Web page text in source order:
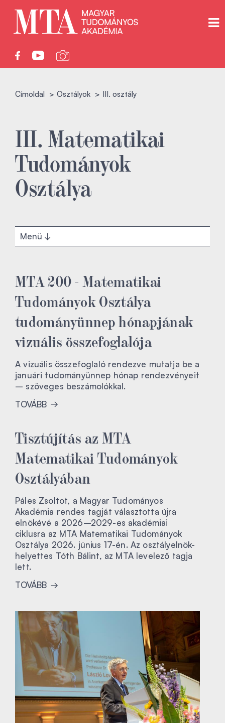
Címoldal Osztályok III. osztály
III. Matematikai
Tudományok
Osztálya
Menü
MTA 200 - Matematikai
Tudományok Osztálya
tudományünnep hónapjának
vizuális összefoglalója
A vizuális összefoglaló rendezve mutatja be a
januári tudományünnep hónap rendezvényeit
– szöveges beszámolókkal.
TOVÁBB
Tisztújítás az MTA
Matematikai Tudományok
Osztályában
Páles Zsoltot, a Magyar Tudományos
Akadémia rendes tagját választotta újra
elnökévé a 2026–2029-es akadémiai
ciklusra az MTA Matematikai Tudományok
Osztálya 2026. június 17-én. Az osztályelnök-
helyettes Tóth Bálint, az MTA levelező tagja
lett.
TOVÁBB